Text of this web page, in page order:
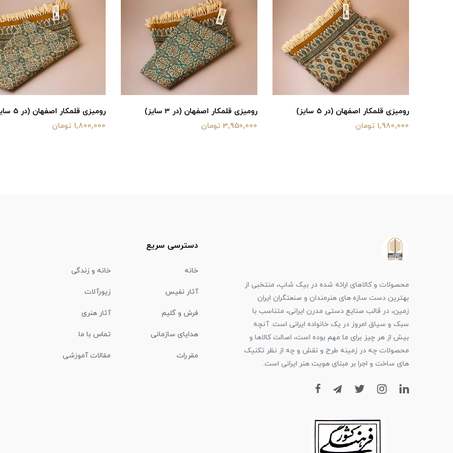
رومیزی قلمکار اصفهان (در 5 سایز)
1,980,000 تومان
رومیزی قلمکار اصفهان (در 3 سایز)
3,950,000 تومان
رومیزی قلمکار اصفهان (در 5 سایز)
1,800,000 تومان
محصولات و کالاهای ارائه شده در بیک شاپ، منتخبی از
بهترین دست سازه های هنرمندان و صنعتگران ایران
زمین، در قالب صنایع دستی مدرن ایرانی، متناسب با
سبک و سیاق امروز در یک خانواده ایرانی است. آنچه
بیش از هر چیز برای ما مهم بوده است، اصالت کالاها و
محصولات چه در زمینه طرح و نقش و چه از نظر تکنیک
های ساخت و اجرا بر مبنای هویت هنر ایرانی است.
دسترسی سریع
خانه خانه و زندگی
آثار نفیس زیورآلات
فرش و گلیم آثار هنری
هدایای سازمانی تماس با ما
مقررات مقالات آموزشی